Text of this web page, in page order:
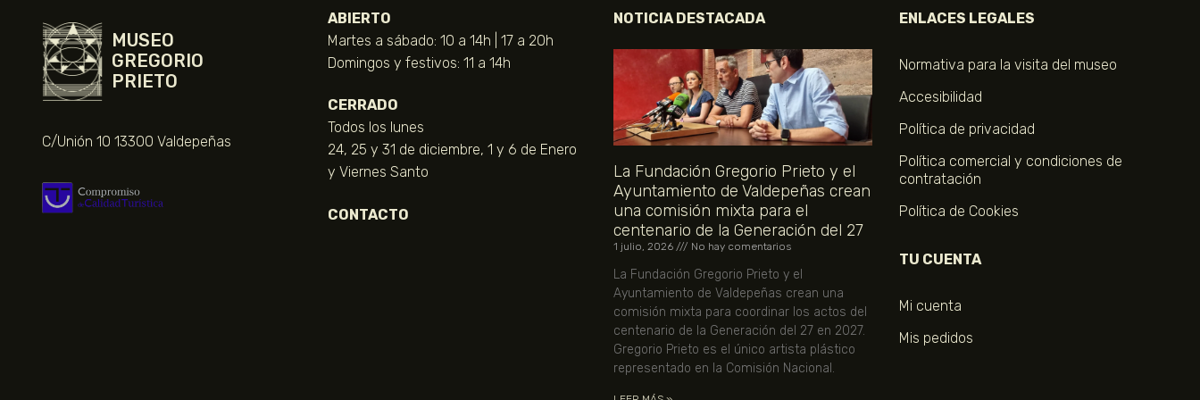
MUSEO
GREGORIO
PRIETO
C/Unión 10 13300 Valdepeñas
ABIERTO
Martes a sábado: 10 a 14h | 17 a 20h
Domingos y festivos: 11 a 14h
CERRADO
Todos los lunes
24, 25 y 31 de diciembre, 1 y 6 de Enero
y Viernes Santo
CONTACTO
NOTICIA DESTACADA
La Fundación Gregorio Prieto y el
Ayuntamiento de Valdepeñas crean
una comisión mixta para el
centenario de la Generación del 27
1 julio, 2026 No hay comentarios
La Fundación Gregorio Prieto y el
Ayuntamiento de Valdepeñas crean una
comisión mixta para coordinar los actos del
centenario de la Generación del 27 en 2027.
Gregorio Prieto es el único artista plástico
representado en la Comisión Nacional.
ENLACES LEGALES
Normativa para la visita del museo
Accesibilidad
Política de privacidad
Política comercial y condiciones de
contratación
Política de Cookies
TU CUENTA
Mi cuenta
Mis pedidos